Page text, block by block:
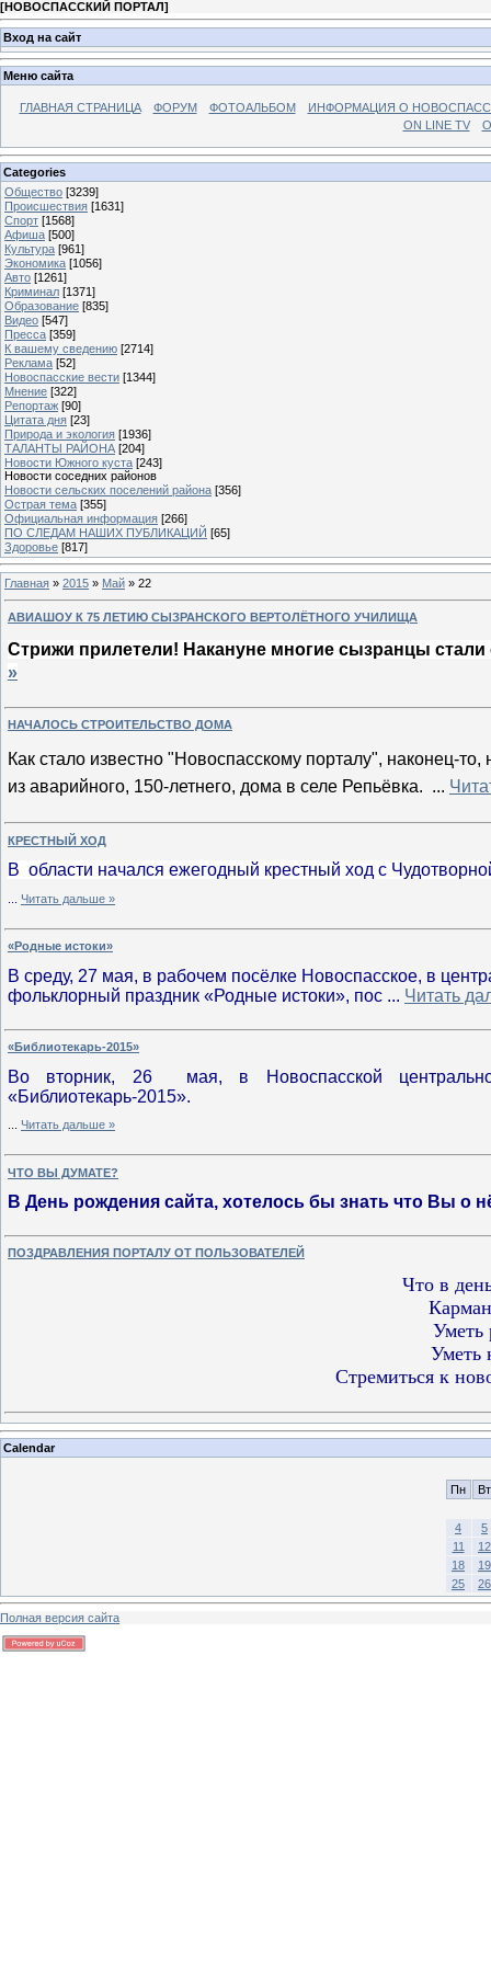
[НОВОСПАССКИЙ ПОРТАЛ]
Вход на сайт
Меню сайта
ГЛАВНАЯ СТРАНИЦА ФОРУМ ФОТОАЛЬБОМ
ИНФОРМАЦИЯ О
ON LINE TV
Categories
Общество [3239]
Происшествия [1631]
Спорт [1568]
Афиша [500]
Культура [961]
Экономика [1056]
Авто [1261]
Криминал [1371]
Образование [835]
Видео [547]
Пресса [359]
К вашему сведению [2714]
Реклама [52]
Новоспасские вести [1344]
Мнение [322]
Репортаж [90]
Цитата дня [23]
Природа и экология [1936]
ТАЛАНТЫ РАЙОНА [204]
Новости Южного куста [243]
Новости соседних районов
Новости сельских поселений района [356]
Острая тема [355]
Официальная информация [266]
ПО СЛЕДАМ НАШИХ ПУБЛИКАЦИЙ [65]
Здоровье [817]
Главная » 2015 » Май » 22
АВИАШОУ К 75 ЛЕТИЮ СЫЗРАНСКОГО ВЕРТОЛЁТНОГО УЧИЛИЩА
Стрижи прилетели! Накануне многие сызранцы
»
НАЧАЛОСЬ СТРОИТЕЛЬСТВО ДОМА
Как стало известно "Новоспасскому порталу", наконец-
из аварийного, 150-летнего, дома в селе Репьёвка. ...
КРЕСТНЫЙ ХОД
В области начался ежегодный крестный ход с
Читать дальше »
«Родные истоки»
В среду, 27 мая, в рабочем посёлке Новоспасское, в
фольклорный праздник «Родные истоки», пос ... Читать
«Библиотекарь-2015»
Во вторник, 26 мая, в Новоспасской
«Библиотекарь-2015».
Читать дальше »
ЧТО ВЫ ДУМАТЕ?
В День рождения сайта, хотелось бы знать что Вы о
ПОЗДРАВЛЕНИЯ ПОРТАЛУ ОТ ПОЛЬЗОВАТЕЛЕЙ
Что в
Уметь
Уметь
Стремиться к
Calendar
Пн Вт
4
5
11
12
18
19
25
26
Полная версия сайта